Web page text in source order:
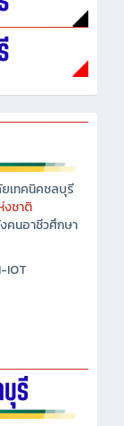
เทคนิคชลบุรี
ชาติ
คนอาชีวศึกษา
IOT